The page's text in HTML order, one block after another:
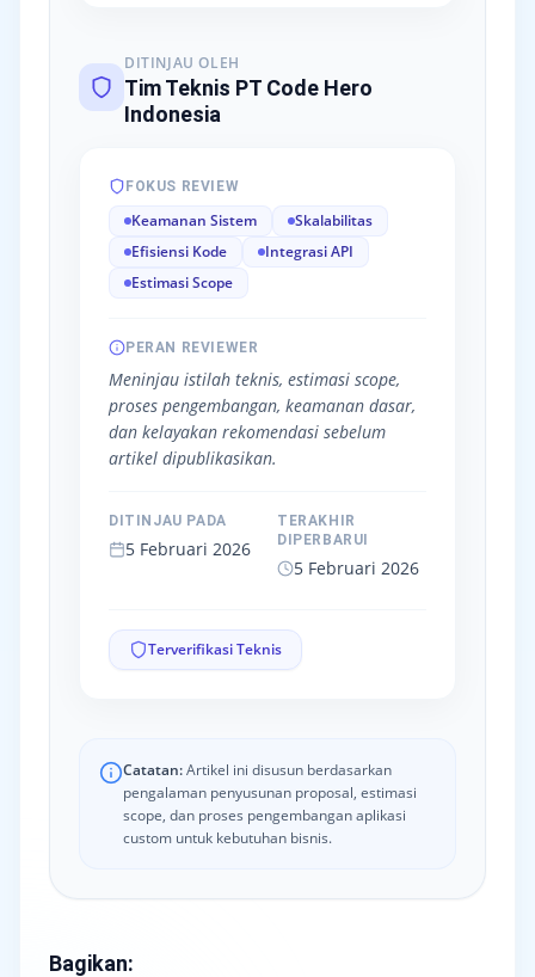
DITINJAU OLEH
Tim Teknis PT Code Hero
Indonesia
FOKUS REVIEW
Keamanan Sistem
Skalabilitas
Efisiensi Kode
Integrasi API
Estimasi Scope
PERAN REVIEWER
Meninjau istilah teknis, estimasi scope,
proses pengembangan, keamanan dasar,
dan kelayakan rekomendasi sebelum
artikel dipublikasikan.
DITINJAU PADA
5 Februari 2026
TERAKHIR
DIPERBARUI
5 Februari 2026
Terverifikasi Teknis
Catatan:Artikel ini disusun berdasarkan
pengalaman penyusunan proposal, estimasi
scope, dan proses pengembangan aplikasi
custom untuk kebutuhan bisnis.
Bagikan: